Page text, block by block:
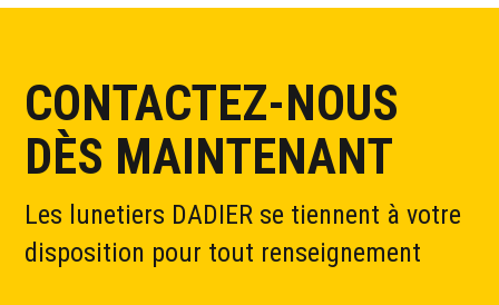
CONTACTEZ-NOUS
DÈS MAINTENANT
Les lunetiers DADIER se tiennent à votre
disposition pour tout renseignement